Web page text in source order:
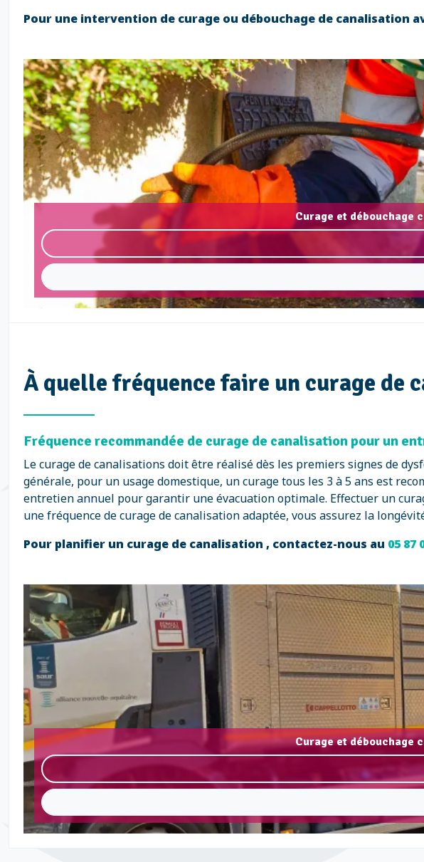
Pour une intervention de curage ou débouchage de canalisation
Curage et débouchage
À quelle fréquence faire un curage de
Fréquence recommandée de curage de canalisation pour un
Le curage de canalisations doit être réalisé dès les premiers signes de
générale, pour un usage domestique, un curage tous les 3 à 5 ans est
entretien annuel pour garantir une évacuation optimale. Effectuer un
une fréquence de curage de canalisation adaptée, vous assurez la
Pour planifier un curage de canalisation , contactez-nous au 05 87
Curage et débouchage